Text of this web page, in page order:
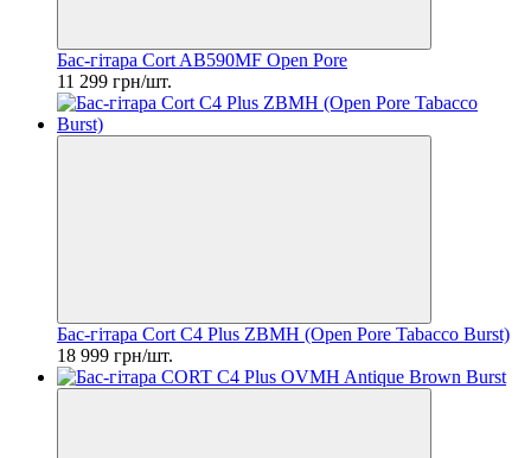
Бас-гітара Cort AB590MF Open Pore
11 299 грн/шт.
Бас-гітара Cort C4 Plus ZBMH (Open Pore Tabacco Burst)
18 999 грн/шт.